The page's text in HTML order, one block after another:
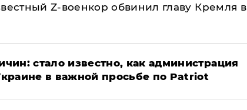
Z-военкор обвинил главу Кремля в
стало известно, как администрация
в важной просьбе по Patriot